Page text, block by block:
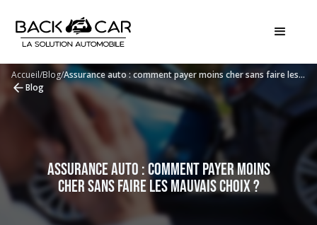
Accueil/Blog/Assurance auto : comment payer moins cher sans faire les
mauvais choix ?
Blog
Assurance auto : comment payer moins
cher sans faire les mauvais choix ?